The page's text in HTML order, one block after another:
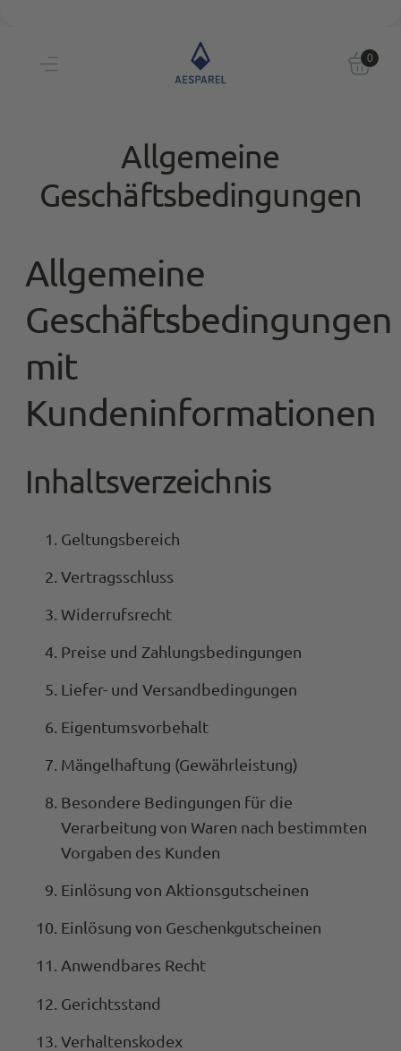
Einzigartige Passform & Komfort 30 Tage testen
0
Allgemeine
Geschäftsbedingungen
Allgemeine
Geschäftsbedingungen
mit
Kundeninformationen
Inhaltsverzeichnis
Geltungsbereich
Vertragsschluss
Widerrufsrecht
Preise und Zahlungsbedingungen
Liefer- und Versandbedingungen
Eigentumsvorbehalt
Mängelhaftung (Gewährleistung)
Besondere Bedingungen für die
Verarbeitung von Waren nach bestimmten
Vorgaben des Kunden
Einlösung von Aktionsgutscheinen
Einlösung von Geschenkgutscheinen
Anwendbares Recht
Gerichtsstand
Verhaltenskodex